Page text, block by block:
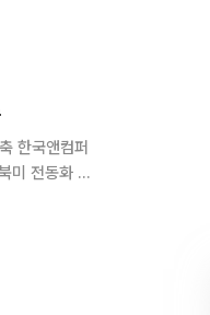
미 전동화 시